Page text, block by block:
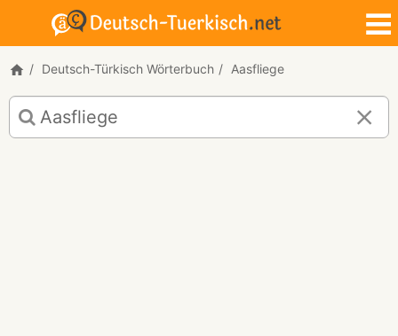
Deutsch-Türkisch Wörterbuch Aasfliege
Deutsch-
Türkisch
Übersetzung